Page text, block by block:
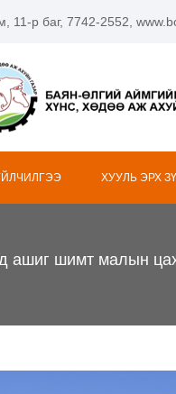
11-р баг, 7742-2552,
ХУУЛЬ ЭРХ
ашиг шимт малын